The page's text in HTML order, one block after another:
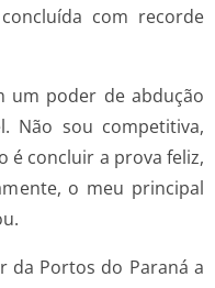
com recorde
um poder de abdução
Não sou competitiva,
é concluir a prova feliz,
o meu principal
da Portos do Paraná a